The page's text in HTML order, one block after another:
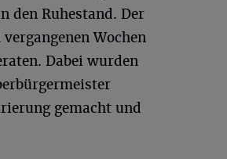
den Ruhestand. Der
Wochen
Dabei wurden
gemacht und